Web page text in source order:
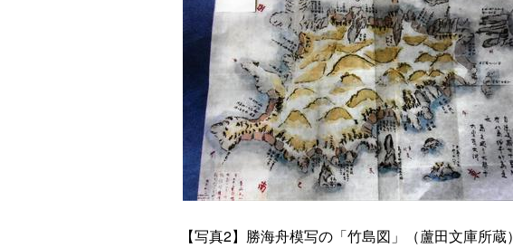
【写真2】勝海舟模写の「竹島図」（蘆田文庫所蔵）